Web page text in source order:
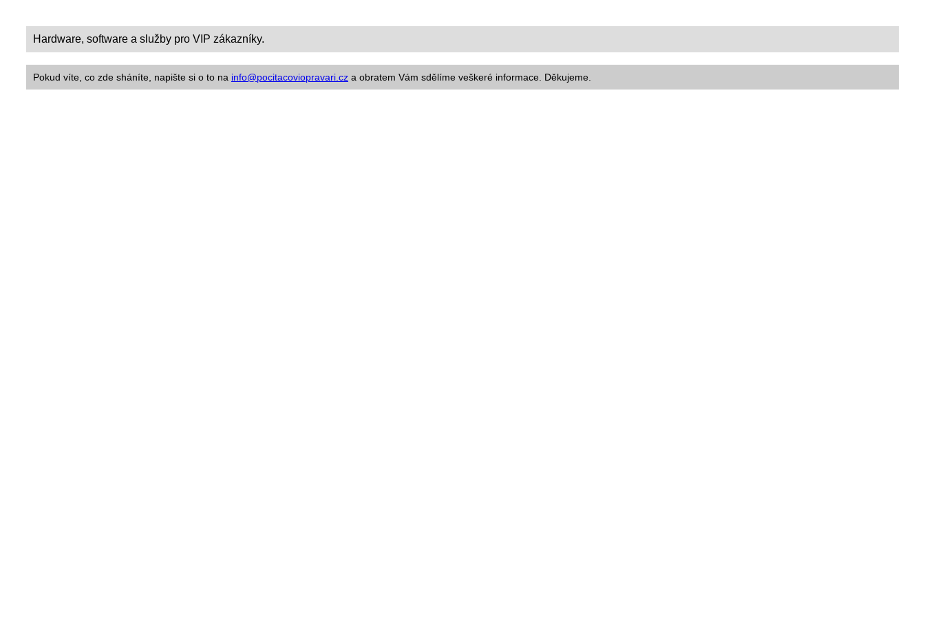
Hardware, software a služby pro VIP zákazníky.
Pokud víte, co zde sháníte, napište si o to na info@pocitacoviopravari.cz a obratem Vám sdělíme veškeré informace. Děkujeme.